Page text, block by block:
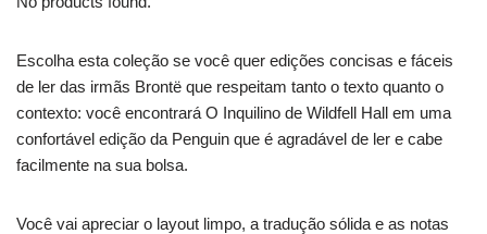
Escolha esta coleção se você quer edições concisas e fáceis
de ler das irmãs Brontë que respeitam tanto o texto quanto o
contexto: você encontrará O Inquilino de Wildfell Hall em uma
confortável edição da Penguin que é agradável de ler e cabe
facilmente na sua bolsa.
Você vai apreciar o layout limpo, a tradução sólida e as notas